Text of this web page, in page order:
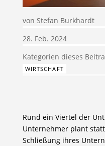
von Stefan Burkhardt
28. Feb. 2024
WIRTSCHAFT
Rund ein Viertel der
Unternehmer plant
Schließung ihres